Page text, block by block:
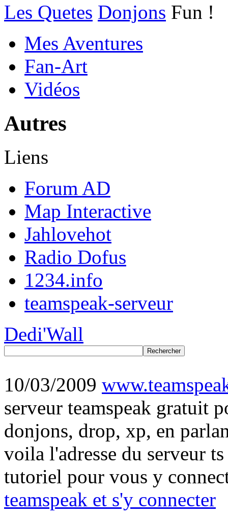
Les Quetes Donjons Fun !
Mes Aventures
Fan-Art
Vidéos
Autres
Liens
Forum AD
Map Interactive
Jahlovehot
Radio Dofus
1234.info
teamspeak-serveur
Dedi'Wall
10/03/2009
serveur teamspeak gratuit
donjons, drop, xp, en
voila l'adresse du serveur
tutoriel pour vous y
teamspeak et s'y connecter